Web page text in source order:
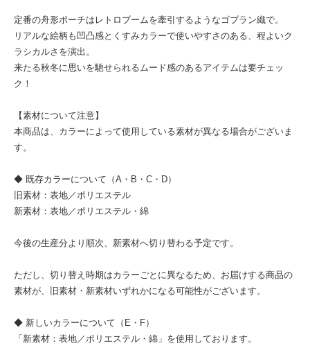
定番の舟形ポーチはレトロブームを牽引するようなゴブラン織で。
リアルな絵柄も凹凸感とくすみカラーで使いやすさのある、程よいク
ラシカルさを演出。
来たる秋冬に思いを馳せられるムード感のあるアイテムは要チェッ
ク！
【素材について注意】
本商品は、カラーによって使用している素材が異なる場合がございま
す。
◆ 既存カラーについて（A・B・C・D）
旧素材：表地／ポリエステル
新素材：表地／ポリエステル・綿
今後の生産分より順次、新素材へ切り替わる予定です。
ただし、切り替え時期はカラーごとに異なるため、お届けする商品の
素材が、旧素材・新素材いずれかになる可能性がございます。
◆ 新しいカラーについて（E・F）
「新素材：表地／ポリエステル・綿」を使用しております。